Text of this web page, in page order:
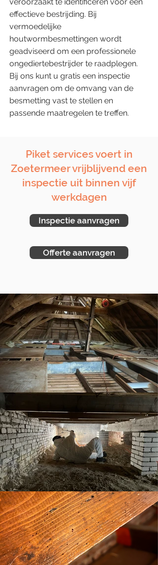
effectieve bestrijding. Bij
vermoedelijke
houtwormbesmettingen wordt
geadviseerd om een professionele
ongediertebestrijder te raadplegen.
Bij ons kunt u gratis een inspectie
aanvragen om de omvang van de
besmetting vast te stellen en
passende maatregelen te treffen.
Piket services voert in
Zoetermeer vrijblijvend een
inspectie uit binnen vijf
werkdagen
Inspectie aanvragen
Offerte aanvragen